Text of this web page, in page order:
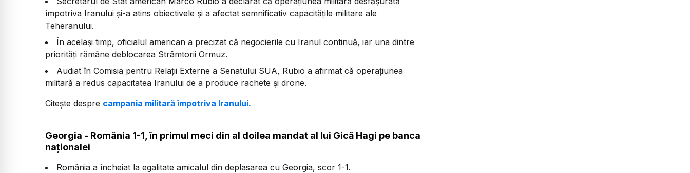
împotriva Iranului și-a atins obiectivele și a afectat semnificativ capacitățile militare ale
Teheranului.
În același timp, oficialul american a precizat că negocierile cu Iranul continuă, iar una dintre
priorități rămâne deblocarea Strâmtorii Ormuz.
Audiat în Comisia pentru Relații Externe a Senatului SUA, Rubio a afirmat că operațiunea
militară a redus capacitatea Iranului de a produce rachete și drone.
Citește despre campania militară împotriva Iranului.
Georgia - România 1-1, în primul meci din al doilea mandat al lui Gică Hagi pe banca
naționalei
România a încheiat la egalitate amicalul din deplasarea cu Georgia, scor 1-1.